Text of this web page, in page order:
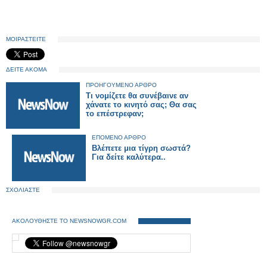
ΜΟΙΡΑΣΤΕΙΤΕ
ΔΕΙΤΕ ΑΚΟΜΑ
ΠΡΟΗΓΟΥΜΕΝΟ ΑΡΘΡΟ
Τι νομίζετε θα συνέβαινε αν
χάνατε το κινητό σας; Θα σας
το επέστρεφαν;
ΕΠΟΜΕΝΟ ΑΡΘΡΟ
Βλέπετε μια τίγρη σωστά?
Για δείτε καλύτερα..
ΣΧΟΛΙΑΣΤΕ
ΑΚΟΛΟΥΘΗΣΤΕ ΤΟ NEWSNOWGR.COM